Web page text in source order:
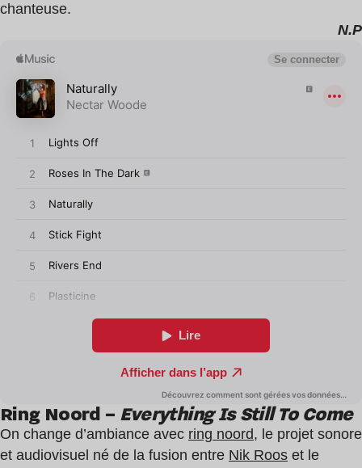
chanteuse.
N.P
Ring Noord – Everything Is Still To Come
On change d’ambiance avec ring noord, le projet sonore
et audiovisuel né de la fusion entre Nik Roos et le